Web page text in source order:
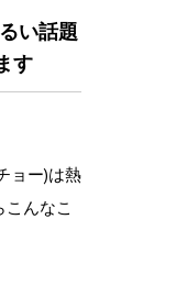
い話題
す
ョー)は熱
こんなこ